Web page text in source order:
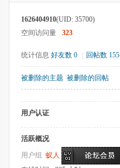
1626404910(UID: 35700)
空间访问量
323
统计信息 好友数 0 回帖数 155
被删除的主题 被删除的回帖
用户认证
活跃概况
用户组 蚁人